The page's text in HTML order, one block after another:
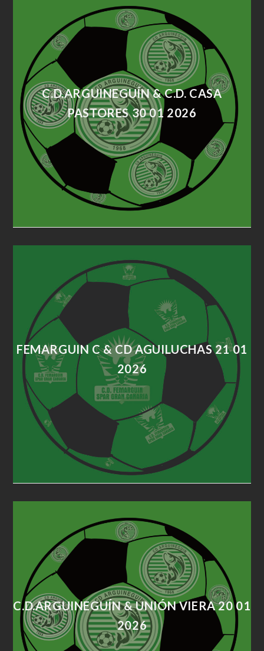
C.D.ARGUINEGUÍN & C.D. CASA
PASTORES 30 01 2026
FEMARGUIN C & CD AGUILUCHAS 21 01
2026
C.D.ARGUINEGUÍN & UNIÓN VIERA 20 01
2026